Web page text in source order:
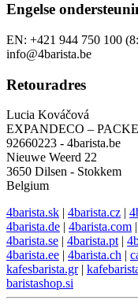
Engelse
EN: +421 944 750 100
info@4barista.be
Retouradres
Lucia Kováčová
EXPANDECO –
92660223 - 4barista.be
Nieuwe Weerd 22
3650 Dilsen - Stokkem
Belgium
4barista.sk | 4barista.cz |
4barista.de | 4barista.com |
4barista.se | 4barista.pt |
4barista.ee | 4barista.ch |
kafesbarista.gr|
baristashop.si